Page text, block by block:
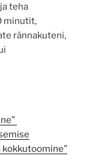
teha
minutit,
rännakuteni,
kokkutoomine”